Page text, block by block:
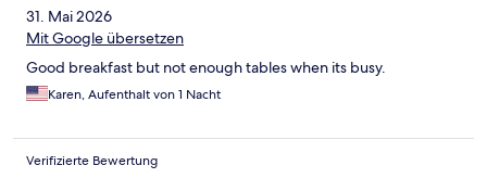
31. Mai 2026
Mit Google übersetzen
Good breakfast but not enough tables when its busy.
Karen, Aufenthalt von 1 Nacht
Verifizierte Bewertung